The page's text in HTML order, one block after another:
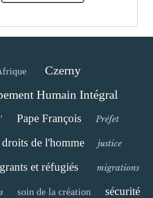
Czerny
Humain Intégral
Pape François Préfet
droits de l'homme justice
et réfugiés migrations
soin de la création sécurité